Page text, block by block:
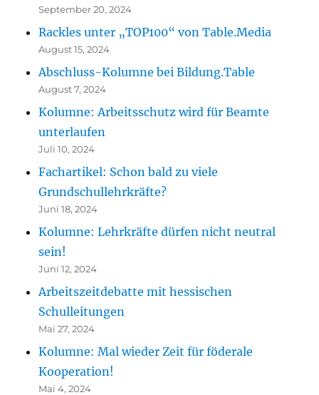
September 20, 2024
Rackles unter „TOP100“ von Table.Media
August 15, 2024
Abschluss-Kolumne bei Bildung.Table
August 7, 2024
Kolumne: Arbeitsschutz wird für Beamte
unterlaufen
Juli 10, 2024
Fachartikel: Schon bald zu viele
Grundschullehrkräfte?
Juni 18, 2024
Kolumne: Lehrkräfte dürfen nicht neutral
sein!
Juni 12, 2024
Arbeitszeitdebatte mit hessischen
Schulleitungen
Mai 27, 2024
Kolumne: Mal wieder Zeit für föderale
Kooperation!
Mai 4, 2024